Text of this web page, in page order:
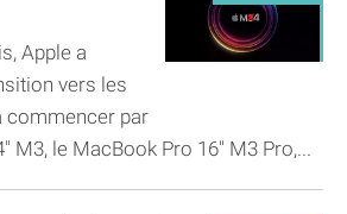
Apple a
vers les
commencer par
M3, le MacBook Pro 16" M3 Pro,...